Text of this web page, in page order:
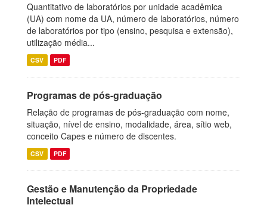
Quantitativo de laboratórios por unidade acadêmica
(UA) com nome da UA, número de laboratórios, número
de laboratórios por tipo (ensino, pesquisa e extensão),
utilização média...
CSV PDF
Programas de pós-graduação
Relação de programas de pós-graduação com nome,
situação, nível de ensino, modalidade, área, sítio web,
conceito Capes e número de discentes.
CSV PDF
Gestão e Manutenção da Propriedade
Intelectual